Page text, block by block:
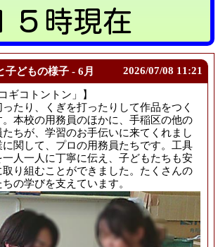
５時現在
子どもの様子 - 6月 2026/07/08 11:21
ギコトントン」】
たり、くぎを打ったりして作品をつく
。本校の用務員のほかに、手稲区の他の
ちが、学習のお手伝いに来てくれまし
関して、プロの用務員たちです。工具
人一人に丁寧に伝え、子どもたちも安
り組むことができました。たくさんの
の学びを支えています。